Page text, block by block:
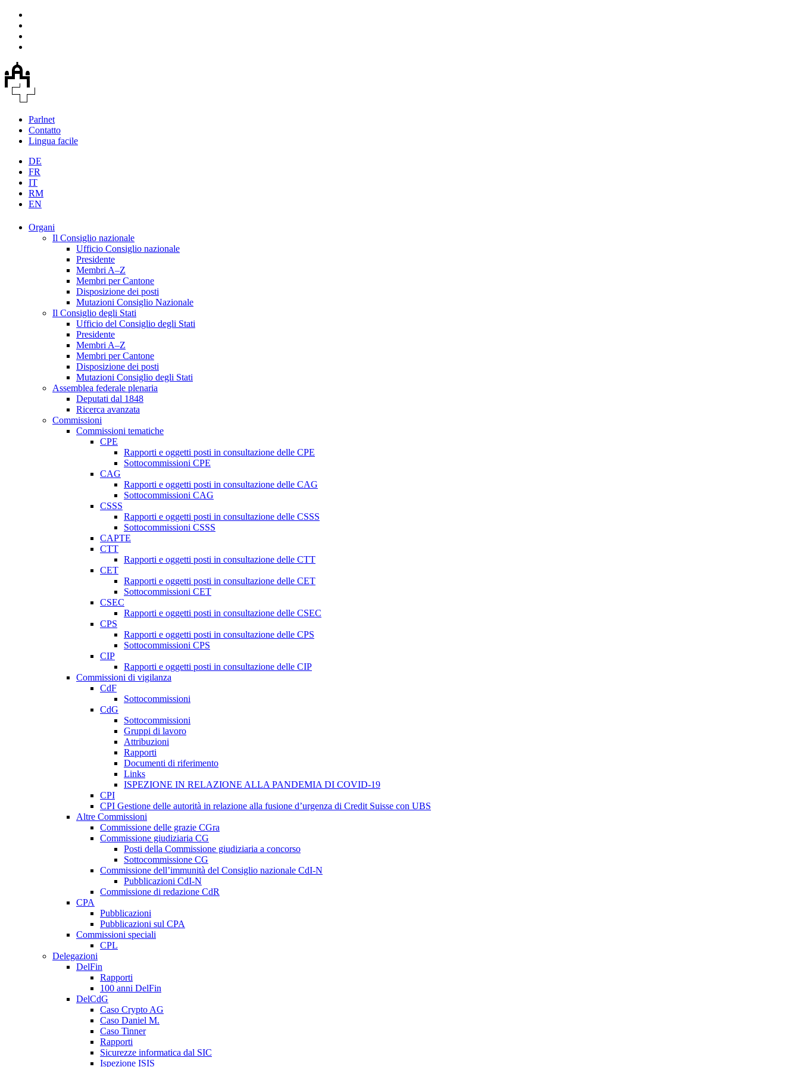
Parlnet
Contatto
Lingua facile
DE
FR
IT
RM
EN
Organi
Il Consiglio nazionale
Ufficio Consiglio nazionale
Presidente
Membri A–Z
Membri per Cantone
Disposizione dei posti
Mutazioni Consiglio Nazionale
Il Consiglio degli Stati
Ufficio del Consiglio degli Stati
Presidente
Membri A–Z
Membri per Cantone
Disposizione dei posti
Mutazioni Consiglio degli Stati
Assemblea federale plenaria
Deputati dal 1848
Ricerca avanzata
Commissioni
Commissioni tematiche
CPE
Rapporti e oggetti posti in consultazione delle CPE
Sottocommissioni CPE
CAG
Rapporti e oggetti posti in consultazione delle CAG
Sottocommissioni CAG
CSSS
Rapporti e oggetti posti in consultazione delle CSSS
Sottocommissioni CSSS
CAPTE
CTT
Rapporti e oggetti posti in consultazione delle CTT
CET
Rapporti e oggetti posti in consultazione delle CET
Sottocommissioni CET
CSEC
Rapporti e oggetti posti in consultazione delle CSEC
CPS
Rapporti e oggetti posti in consultazione delle CPS
Sottocommissioni CPS
CIP
Rapporti e oggetti posti in consultazione delle CIP
Commissioni di vigilanza
CdF
Sottocommissioni
CdG
Sottocommissioni
Gruppi di lavoro
Attribuzioni
Rapporti
Documenti di riferimento
Links
ISPEZIONE IN RELAZIONE ALLA PANDEMIA DI COVID-19
CPI
CPI Gestione delle autorità in relazione alla fusione d’urgenza di Credit Suisse con UBS
Altre Commissioni
Commissione delle grazie CGra
Commissione giudiziaria CG
Posti della Commissione giudiziaria a concorso
Sottocommissione CG
Commissione dell’immunità del Consiglio nazionale CdI-N
Pubblicazioni CdI-N
Commissione di redazione CdR
CPA
Pubblicazioni
Pubblicazioni sul CPA
Commissioni speciali
CPL
Delegazioni
DelFin
Rapporti
100 anni DelFin
DelCdG
Caso Crypto AG
Caso Daniel M.
Caso Tinner
Rapporti
Sicurezze informatica dal SIC
Ispezione ISIS